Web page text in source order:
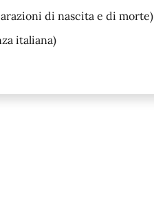
di nascita e di morte)
italiana)